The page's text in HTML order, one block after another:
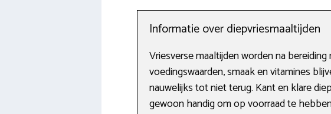
Informatie over diepvriesmaaltijden
Vriesverse maaltijden worden na
voedingswaarden, smaak en vitamines
nauwelijks tot niet terug. Kant en klare
gewoon handig om op voorraad te